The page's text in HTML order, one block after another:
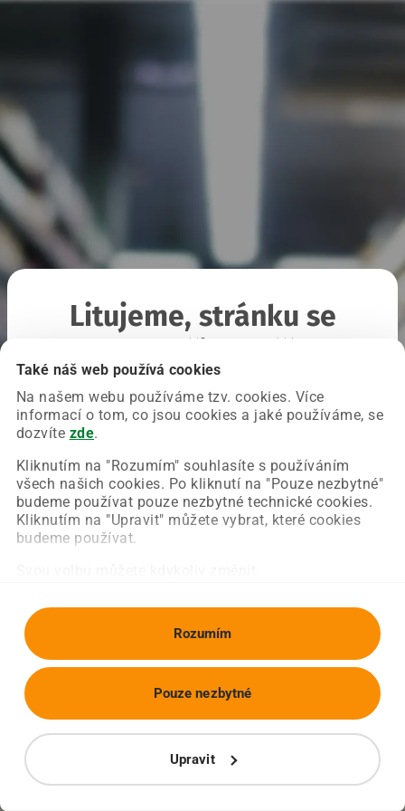
Také náš web používá cookies
Na našem webu používáme tzv. cookies. Více
informací o tom, co jsou cookies a jaké používáme, se
dozvíte zde.
Kliknutím na "Rozumím" souhlasíte s používáním
všech našich cookies. Po kliknutí na "Pouze nezbytné"
budeme používat pouze nezbytné technické cookies.
Kliknutím na "Upravit" můžete vybrat, které cookies
budeme používat.
Rozumím
Upravit
Pouze nezbytné
Litujeme, stránku se
Chyba nastala na naší straně a už ji opravujeme.
Zkuste prosím znovu načíst požadovanou stránku.
Obnovit stránku Úvodní strana